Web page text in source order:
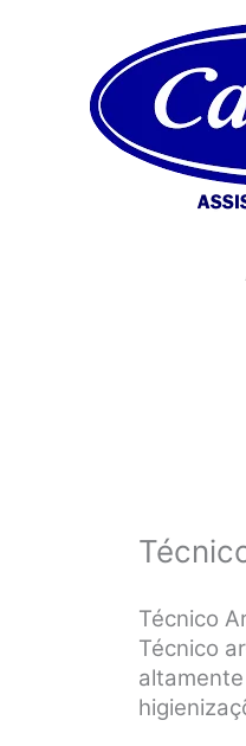
Técnico
Técnico